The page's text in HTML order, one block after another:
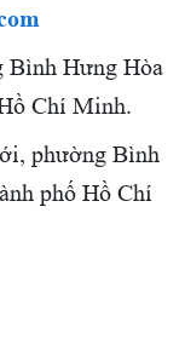
Bình Hưng Hòa
Chí Minh.
phường Bình
phố Hồ Chí